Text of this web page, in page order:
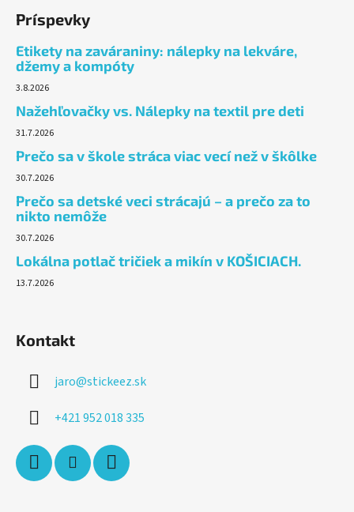
Príspevky
Etikety na zaváraniny: nálepky na lekváre,
džemy a kompóty
3.8.2026
Nažehľovačky vs. Nálepky na textil pre deti
31.7.2026
Prečo sa v škole stráca viac vecí než v škôlke
30.7.2026
Prečo sa detské veci strácajú – a prečo za to
nikto nemôže
30.7.2026
Lokálna potlač tričiek a mikín v KOŠICIACH.
13.7.2026
Kontakt
jaro@stickeez.sk
+421 952 018 335